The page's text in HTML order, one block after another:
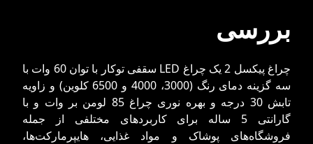
بررسی
چراغ پیکسل 2 یک چراغ LED سقفی توکار با توان 60 وات با
سه گزینه دمای رنگ (3000، 4000 و 6500 کلوین) و زاویه
تابش 30 درجه و بهره نوری چراغ 85 لومن بر وات و با
گارانتی 5 ساله برای کاربردهای مختلفی از جمله
فروشگاه‌های پوشاک و مواد غذایی، هایپرمارکت‌ها،